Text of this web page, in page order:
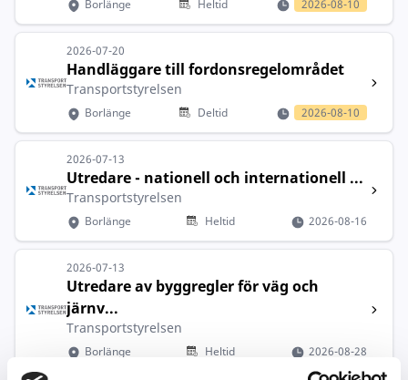
Borlänge Heltid 2026-08-10
2026-07-20
Handläggare till fordonsregelområdet
Transportstyrelsen
Borlänge Deltid 2026-08-10
2026-07-13
Utredare - nationell och internationell ...
Transportstyrelsen
Borlänge Heltid 2026-08-16
2026-07-13
Utredare av byggregler för väg och
järnv...
Transportstyrelsen
Borlänge Heltid 2026-08-28